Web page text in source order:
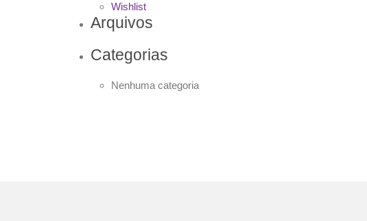
Wishlist
Arquivos
Categorias
Nenhuma categoria